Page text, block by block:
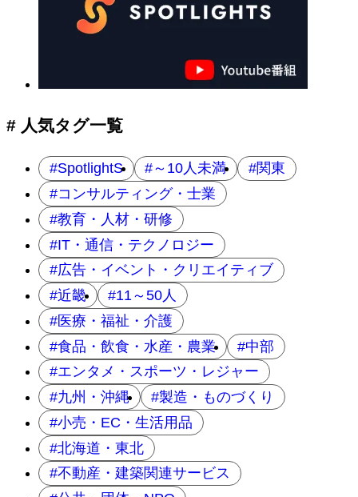
# 人気タグ一覧
SpotlightS ～10人未満
関東
コンサルティング・士業
教育・人材・研修
IT・通信・テクノロジー
広告・イベント・クリエイティブ
近畿
11～50人
医療・福祉・介護
食品・飲食・水産・農業
中部
エンタメ・スポーツ・レジャー
九州・沖縄
製造・ものづくり
小売・EC・生活用品
北海道・東北
不動産・建築関連サービス